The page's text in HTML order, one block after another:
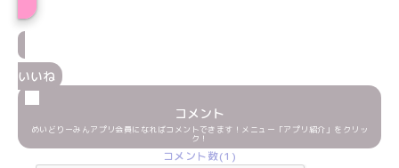
いいね
コメント
めいどりーみんアプリ会員になればコメントできます！メニュー「アプリ紹介」をクリッ
ク！
コメント数(1)